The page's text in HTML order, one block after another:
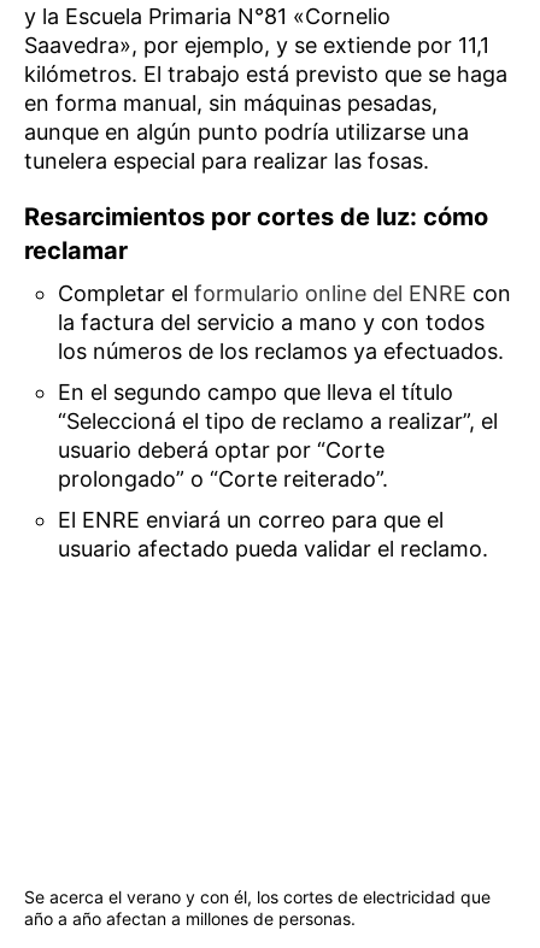
y la Escuela Primaria N°81 «Cornelio
Saavedra», por ejemplo, y se extiende por 11,1
kilómetros. El trabajo está previsto que se haga
en forma manual, sin máquinas pesadas,
aunque en algún punto podría utilizarse una
tunelera especial para realizar las fosas.
Resarcimientos por cortes de luz: cómo
reclamar
Completar el formulario online del ENRE con
la factura del servicio a mano y con todos
los números de los reclamos ya efectuados.
En el segundo campo que lleva el título
“Seleccioná el tipo de reclamo a realizar”, el
usuario deberá optar por “Corte
prolongado” o “Corte reiterado”.
El ENRE enviará un correo para que el
usuario afectado pueda validar el reclamo.
Se acerca el verano y con él, los cortes de electricidad que
año a año afectan a millones de personas.